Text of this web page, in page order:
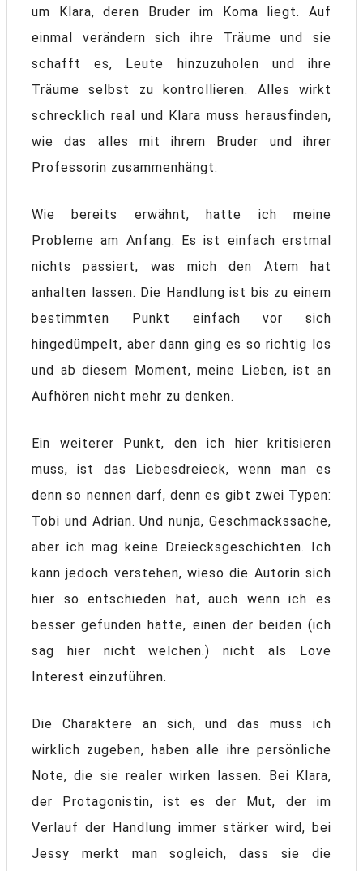
um Klara, deren Bruder im Koma liegt. Auf
einmal verändern sich ihre Träume und sie
schafft es, Leute hinzuzuholen und ihre
Träume selbst zu kontrollieren. Alles wirkt
schrecklich real und Klara muss herausfinden,
wie das alles mit ihrem Bruder und ihrer
Professorin zusammenhängt.
Wie bereits erwähnt, hatte ich meine
Probleme am Anfang. Es ist einfach erstmal
nichts passiert, was mich den Atem hat
anhalten lassen. Die Handlung ist bis zu einem
bestimmten Punkt einfach vor sich
hingedümpelt, aber dann ging es so richtig los
und ab diesem Moment, meine Lieben, ist an
Aufhören nicht mehr zu denken.
Ein weiterer Punkt, den ich hier kritisieren
muss, ist das Liebesdreieck, wenn man es
denn so nennen darf, denn es gibt zwei Typen:
Tobi und Adrian. Und nunja, Geschmackssache,
aber ich mag keine Dreiecksgeschichten. Ich
kann jedoch verstehen, wieso die Autorin sich
hier so entschieden hat, auch wenn ich es
besser gefunden hätte, einen der beiden (ich
sag hier nicht welchen.) nicht als Love
Interest einzuführen.
Die Charaktere an sich, und das muss ich
wirklich zugeben, haben alle ihre persönliche
Note, die sie realer wirken lassen. Bei Klara,
der Protagonistin, ist es der Mut, der im
Verlauf der Handlung immer stärker wird, bei
Jessy merkt man sogleich, dass sie die